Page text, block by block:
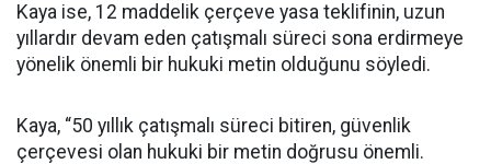
Kaya ise, 12 maddelik çerçeve yasa teklifinin, uzun
yıllardır devam eden çatışmalı süreci sona erdirmeye
yönelik önemli bir hukuki metin olduğunu söyledi.
Kaya, “50 yıllık çatışmalı süreci bitiren, güvenlik
çerçevesi olan hukuki bir metin doğrusu önemli.